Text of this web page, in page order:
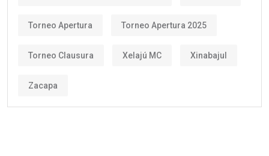
Torneo Apertura Torneo Apertura 2025
Torneo Clausura Xelajú MC Xinabajul
Zacapa